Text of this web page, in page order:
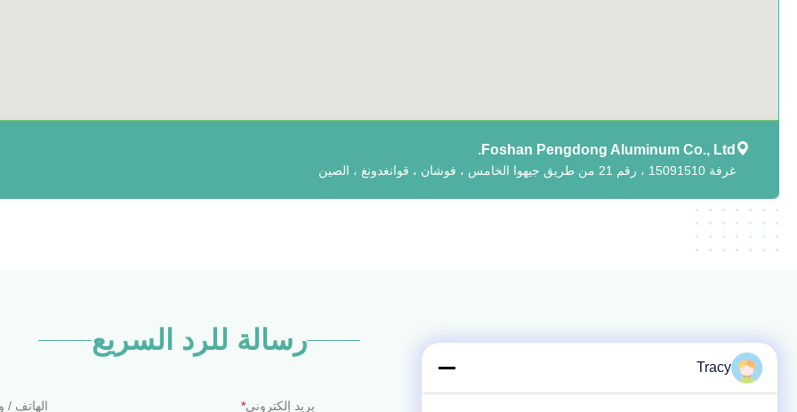
Foshan Pengdong Aluminum Co., Ltd.
غرفة 15091510 ، رقم 21 من طريق جيهوا الخامس ، فوشان ، قوانغدونغ ، الصين
رسالة للرد السريع
بريد إلكتروني* الهاتف /
Tracy